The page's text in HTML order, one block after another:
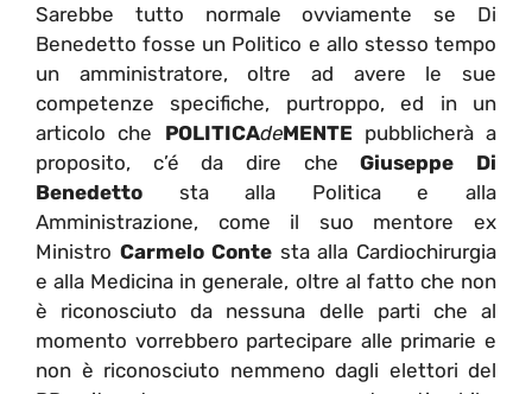
Sarebbe tutto normale ovviamente se Di
Benedetto fosse un Politico e allo stesso tempo
un amministratore, oltre ad avere le sue
competenze specifiche, purtroppo, ed in un
articolo che POLITICAdeMENTEpubblicherà a
proposito, c’é da dire cheGiuseppe Di
Benedetto sta alla Politica e alla
Amministrazione, come il suo mentore ex
Ministro Carmelo Conte sta alla Cardiochirurgia
e alla Medicina in generale, oltre al fatto che non
è riconosciuto da nessuna delle parti che al
momento vorrebbero partecipare alle primarie e
non è riconosciuto nemmeno dagli elettori del